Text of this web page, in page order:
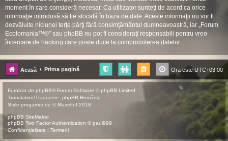
moment în care consideră necesar. Ca utilizator sunteţi de acord ca orice
informaţie introdusă să fie stocată în baza de date. Aceste informaţii nu vor fi
dezvăluite niciunei terţe părţi fără consimţământul dumneavoastră, iar „Forum
Ecolomania™®” sau phpBB nu pot fi consideraţi responsabili pentru vreo
încercare de hacking care poate duce la compromiterea datelor.
Acasă Prima pagină Ora este UTC+03:00
Furnizat de phpBB® Forum Software © phpBB Limited
Translation/Traducere: phpBB România
Style progamer de © Mazeltof 2018
phpBB SiteMaker
phpBB Two Factor Authentication © paul999
Confidențialitate | Termeni